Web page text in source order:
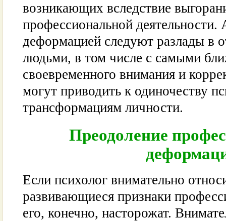
возникающих вследствие
профессиональной деятельности.
деформацией следуют разлады в
людьми, в том числе с самыми
своевременного внимания и
могут приводить к одиночеству
трансформациям личности.
Преодоление
Если психолог внимательно
развивающиеся признаки
его, конечно, насторожат.